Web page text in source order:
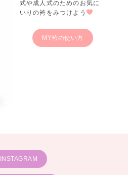
式や成人式のためのお気に
いりの袴をみつけよう
MY袴の使い方
INSTAGRAM